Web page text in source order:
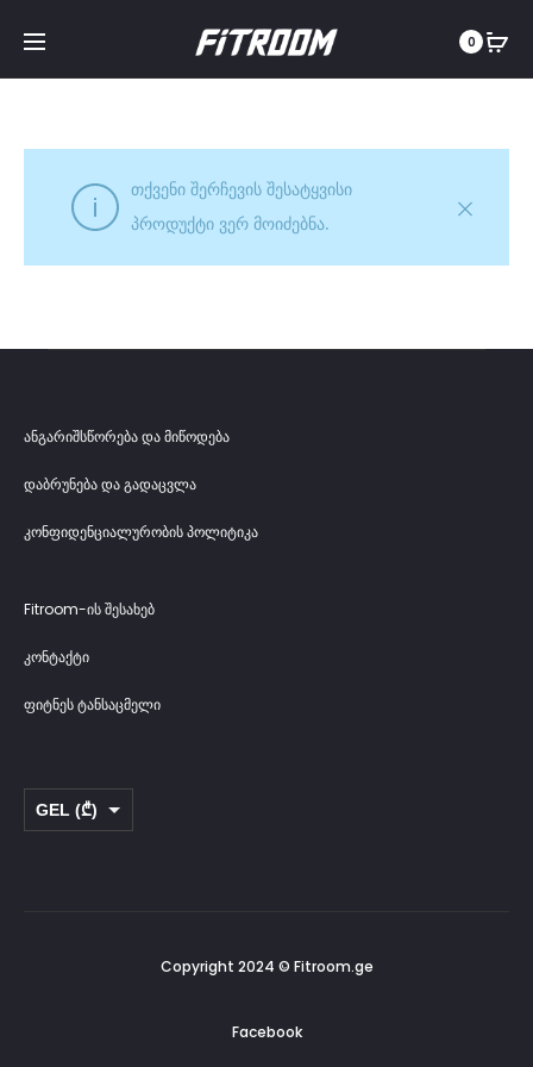
0
თქვენი შერჩევის შესატყვისი
პროდუქტი ვერ მოიძებნა.
ანგარიშსწორება და მიწოდება
დაბრუნება და გადაცვლა
კონფიდენციალურობის პოლიტიკა
Fitroom-ის შესახებ
კონტაქტი
ფიტნეს ტანსაცმელი
GEL (₾)
Copyright 2024 © Fitroom.ge
Facebook